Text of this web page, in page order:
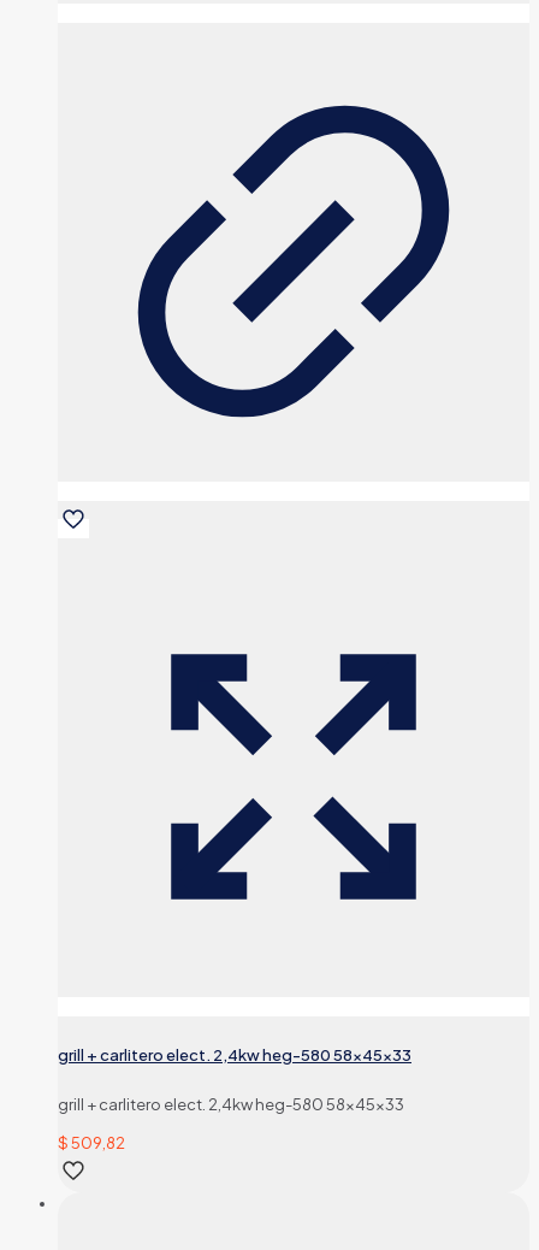
grill + carlitero elect. 2,4kw heg-580 58x45x33
grill + carlitero elect. 2,4kw heg-580 58x45x33
$509,82